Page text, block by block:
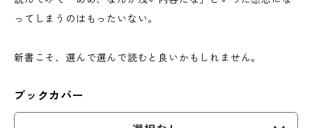
ってしまうのはもったいない。
新書こそ、選んで選んで読むと良いかもしれません。
ブックカバー